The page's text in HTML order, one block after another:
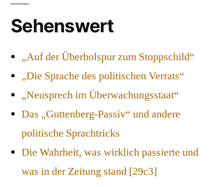
Sehenswert
„Auf der Überholspur zum Stoppschild“
„Die Sprache des politischen Verrats“
„Neusprech im Überwachungsstaat“
Das „Guttenberg-Passiv“ und andere
politische Sprachtricks
Die Wahrheit, was wirklich passierte und
was in der Zeitung stand [29c3]